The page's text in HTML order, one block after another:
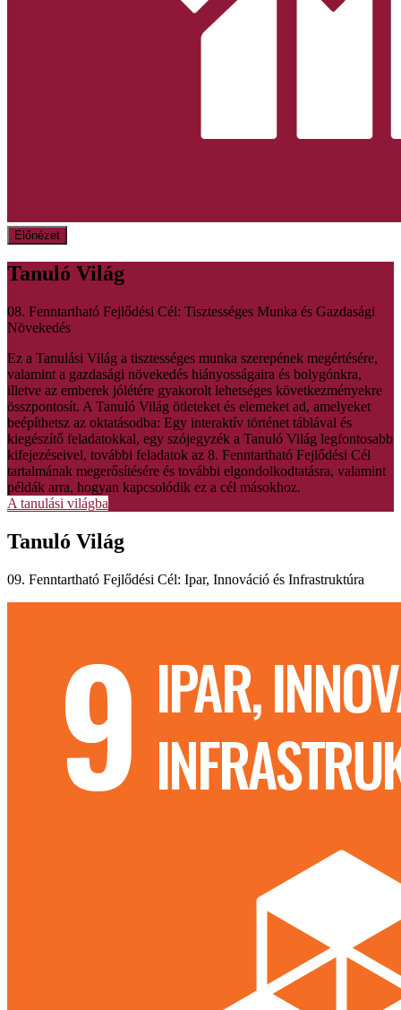
Előnézet
Tanuló Világ
08. Fenntartható Fejlődési Cél: Tisztességes Munka és Gazdasági
Növekedés
Ez a Tanulási Világ a tisztességes munka szerepének megértésére,
valamint a gazdasági növekedés hiányosságaira és bolygónkra,
illetve az emberek jólétére gyakorolt lehetséges következményekre
összpontosít. A Tanuló Világ ötleteket és elemeket ad, amelyeket
beépíthetsz az oktatásodba: Egy interaktív történet táblával és
kiegészítő feladatokkal, egy szójegyzék a Tanuló Világ legfontosabb
kifejezéseivel, további feladatok az 8. Fenntartható Fejlődési Cél
tartalmának megerősítésére és további elgondolkodtatásra, valamint
példák arra, hogyan kapcsolódik ez a cél másokhoz.
A tanulási világba
Tanuló Világ
09. Fenntartható Fejlődési Cél: Ipar, Innováció és Infrastruktúra